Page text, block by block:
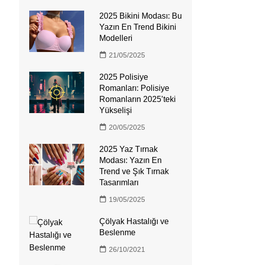
2025 Bikini Modası: Bu
Yazın En Trend Bikini
Modelleri
21/05/2025
2025 Polisiye
Romanları: Polisiye
Romanların 2025’teki
Yükselişi
20/05/2025
2025 Yaz Tırnak
Modası: Yazın En
Trend ve Şık Tırnak
Tasarımları
19/05/2025
Çölyak Hastalığı ve
Beslenme
26/10/2021